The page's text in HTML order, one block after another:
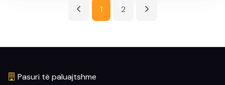
1 2
Pasuri të paluajtshme